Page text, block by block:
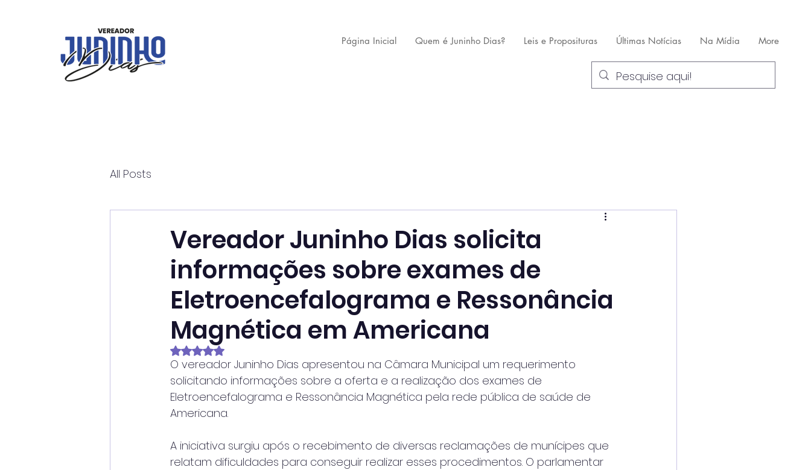
Página Inicial Quem é Juninho Dias? Leis e Proposituras Últimas Notícias Na Mídia More
All Posts
Vereador Juninho Dias solicita
informações sobre exames de
Eletroencefalograma e Ressonância
Magnética em Americana
Avaliado com NaN de 5 estrelas.
O vereador Juninho Dias apresentou na Câmara Municipal um requerimento
solicitando informações sobre a oferta e a realização dos exames de
Eletroencefalograma e Ressonância Magnética pela rede pública de saúde de
Americana.
A iniciativa surgiu após o recebimento de diversas reclamações de munícipes que
relatam dificuldades para conseguir realizar esses procedimentos. O parlamentar